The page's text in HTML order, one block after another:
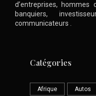
d’entreprises, hommes
banquiers,
communicateurs .
Catégories
Afrique Autos